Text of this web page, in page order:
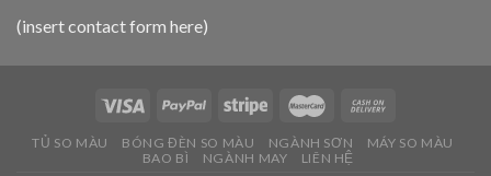
(insert contact form here)
TỦ SO MÀU BÓNG ĐÈN SO MÀU NGÀNH SƠN
MÁY SO MÀU
BAO BÌ
NGÀNH MAY LIÊN HỆ